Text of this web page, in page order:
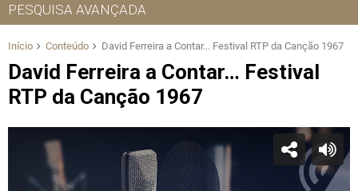
PESQUISA AVANÇADA
Início Conteúdo David Ferreira a Contar… Festival RTP da Canção 1967
David Ferreira a Contar… Festival
RTP da Canção 1967